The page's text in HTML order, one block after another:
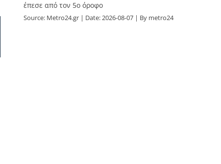
έπεσε από τον 5ο όροφο
Source: Metro24.gr Date: 2026-08-07 By metro24